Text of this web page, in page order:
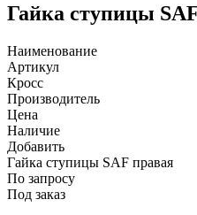
Гайка ступицы
Наименование
Артикул
Кросс
Производитель
Цена
Наличие
Добавить
Гайка ступицы SAF правая
По запросу
Под заказ